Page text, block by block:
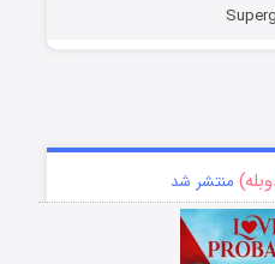
منتشر شد